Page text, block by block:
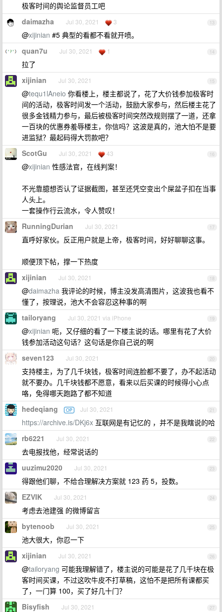
极客时间的舆论监督员工吧
13
daimazha Jul 30, 2021 3
@xijinian #5 典型的看都不看就开喷。
14
quan7u Jul 30, 2021 1
拉了
15
xijinian Jul 30, 2021
@tequ1lAneio 你看楼上，楼主都说了，花了大价钱参加极客时
间的活动，极客时间发一个活动，鼓励大家参与，然后楼主花了
很多金钱精力参与，最后被极客时间突然改规则摆了一道，还拿
一百块的优惠券羞辱楼主，你信吗？这波是真的，池大怕不是要
进监狱？最起码得大罚款吧？
16
ScotGu Jul 30, 2021 43
@xijinian 性感法官，在线判案！
不光靠臆想否认了证据截图，甚至还凭空变出个屎盆子扣在当事
人头上。
一套操作行云流水，令人赞叹！
17
RunningDurian Jul 30, 2021
直呼好家伙。反正用户就是上帝，极客时间，好好聊聊这事。
顺便顶下帖，撑一下热度
18
xijinian Jul 30, 2021
@daimazha 我评论的时候，博主没发高清图片，这波我也看不
懂了，按理说，池大不会容忍这种事的啊
19
tailoryang Jul 30, 2021 via iPhone
@xijinian 呃，又仔细的看了一下楼主说的话。哪里有花了大价
钱参加活动这句话？这句话是你自己说的啊
20
seven123 Jul 30, 2021
支持楼主，为了几千块钱，极客时间连脸都不要了，办不起活动
就不要办。几千块钱都不愿意，看来以后买课的时候得小心点
咯，免得哪天跑路了都不知道
21
hedeqiang OP Jul 30, 2021
https://archive.is/DKj6x 互联网是有记忆的 ，并不是我瞎说的哈
22
rb6221 Jul 30, 2021
去电报找他，经常说话的
23
uuzimu2020 Jul 30, 2021
得跟他们聊，不给合理解决方案就 123 药 5，投数。
24
EZVIK Jul 30, 2021
考虑去池建强 的微博留言
25
bytenoob Jul 30, 2021
池大很大，你忍一下
26
xijinian Jul 30, 2021
@tailoryang 可能我理解错了，楼主说的可能是花了几千块在极
客时间买课，不过这吹牛皮不打草稿，这怕不是把所有课都买
了，一门算 100，买了好几十门？
27
Bisyfish Jul 30, 2021